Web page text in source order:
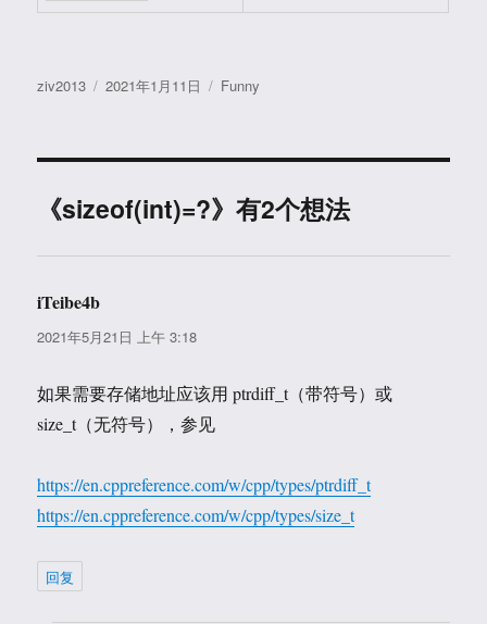
作
ziv2013
发
2021年1月11日
分
Funny
《sizeof(int)=?》有2个想法
iTeibe4b
道：
2021年5月21日 上午 3:18
如果需要存储地址应该用 ptrdiff_t（带符号）或
size_t（无符号），参见
https://en.cppreference.com/w/cpp/types/ptrdiff_t
https://en.cppreference.com/w/cpp/types/size_t
回复